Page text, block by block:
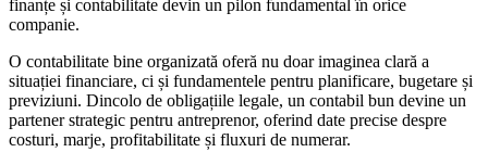
finanțe și contabilitate devin un pilon fundamental în orice
companie.
O contabilitate bine organizată oferă nu doar imaginea clară a
situației financiare, ci și fundamentele pentru planificare, bugetare și
previziuni. Dincolo de obligațiile legale, un contabil bun devine un
partener strategic pentru antreprenor, oferind date precise despre
costuri, marje, profitabilitate și fluxuri de numerar.